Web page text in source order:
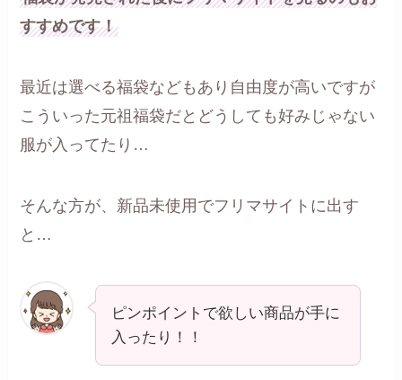
すすめです！
最近は選べる福袋などもあり自由度が高いですが
こういった元祖福袋だとどうしても好みじゃない
服が入ってたり…
そんな方が、新品未使用でフリマサイトに出す
と…
ピンポイントで欲しい商品が手に
入ったり！！